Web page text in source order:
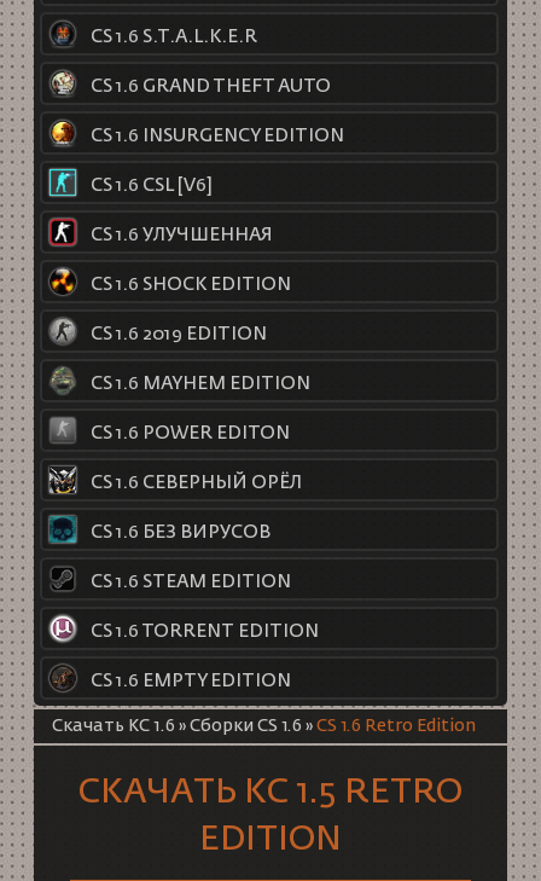
CS 1.6 S.T.A.L.K.E.R
CS 1.6 GRAND THEFT AUTO
CS 1.6 INSURGENCY EDITION
CS 1.6 CSL [V6]
CS 1.6 УЛУЧШЕННАЯ
CS 1.6 SHOCK EDITION
CS 1.6 2019 EDITION
CS 1.6 MAYHEM EDITION
CS 1.6 POWER EDITON
CS 1.6 СЕВЕРНЫЙ ОРЁЛ
CS 1.6 БЕЗ ВИРУСОВ
CS 1.6 STEAM EDITION
CS 1.6 TORRENT EDITION
CS 1.6 EMPTY EDITION
Скачать КС 1.6 » Сборки CS 1.6 » CS 1.6 Retro Edition
СКАЧАТЬ КС 1.5 RETRO
EDITION